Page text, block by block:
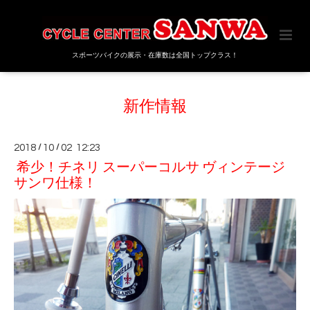
スポーツバイクの展示・在庫数は全国トップクラス！
新作情報
2018 / 10 /02 12:23
希少！チネリ スーパーコルサ ヴィンテージ
サンワ仕様！